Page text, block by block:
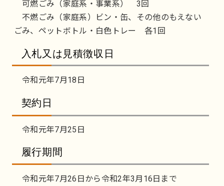
可燃ごみ（家庭系・事業系） 3回
不燃ごみ（家庭系）ビン・缶、その他のもえない
ごみ、ペットボトル・白色トレー 各1回
入札又は見積徴収日
令和元年7月18日
契約日
令和元年7月25日
履行期間
令和元年7月26日から令和2年3月16日まで